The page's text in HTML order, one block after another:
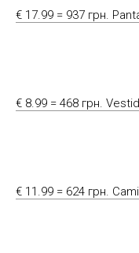
€ 17.99 = 937 грн.
€ 8.99 = 468 грн.
€ 11.99 = 624 грн.